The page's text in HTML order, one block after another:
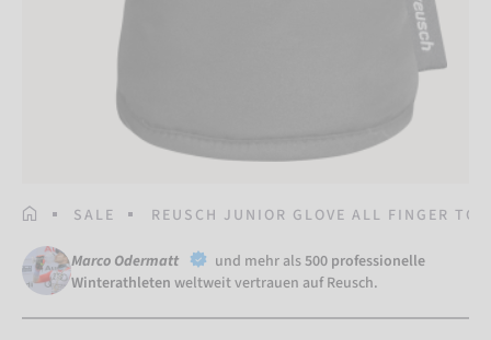
STARTSEITE
SALE REUSCH JUNIOR GLOVE ALL FINGER
Marco Odermatt und mehr als500 professionelle
Winterathleten weltweit vertrauen auf Reusch.